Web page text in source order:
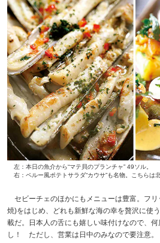
左：本日の魚介から“マテ貝のプランチャ” 49ソル。
右：ペルー風ポテトサラダ“カウサ”も名物。こちらは
セビーチェのほかにもメニューは豊富。フ
焼)をはじめ、どれも新鮮な海の幸を贅沢に使
載だ。日本人の舌にも嬉しい味付けなので、
し！ ただし、営業は日中のみなので要注意。